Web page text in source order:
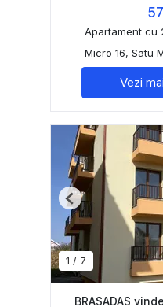
Apartament cu
Micro 16, Satu
Vezi
1 / 7
Previous
BRASADAS